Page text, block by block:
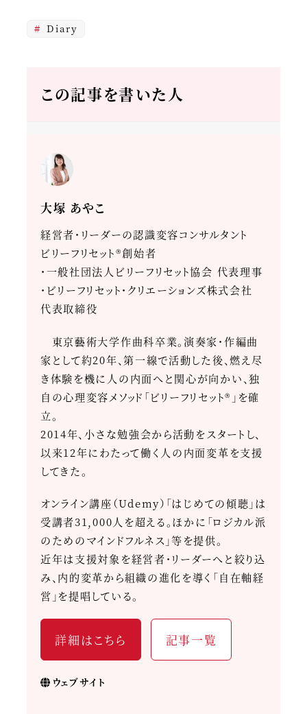
Diary
この記事を書いた人
大塚 あやこ
経営者・リーダーの認識変容コンサルタント
ビリーフリセット®創始者
・一般社団法人ビリーフリセット協会 代表理事
・ビリーフリセット・クリエーションズ株式会社
代表取締役
東京藝術大学作曲科卒業。演奏家・作編曲
家として約20年、第一線で活動した後、燃え尽
き体験を機に人の内面へと関心が向かい、独
自の心理変容メソッド「ビリーフリセット®」を確
立。
2014年、小さな勉強会から活動をスタートし、
以来12年にわたって働く人の内面変革を支援
してきた。
オンライン講座（Udemy）「はじめての傾聴」は
受講者31,000人を超える。ほかに「ロジカル派
のためのマインドフルネス」等を提供。
近年は支援対象を経営者・リーダーへと絞り込
み、内的変革から組織の進化を導く「自在軸経
営」を提唱している。
詳細はこちら 記事一覧
ウェブサイト